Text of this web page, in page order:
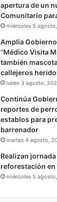
apertura de un
Comunitario
miércoles 5
Amplía
“Médico Visita
también
callejeros
lunes 3 agosto,
Continúa
reportes de
establos para
barrenador
martes 4 agosto,
Realizan
reforestación en
miércoles 5